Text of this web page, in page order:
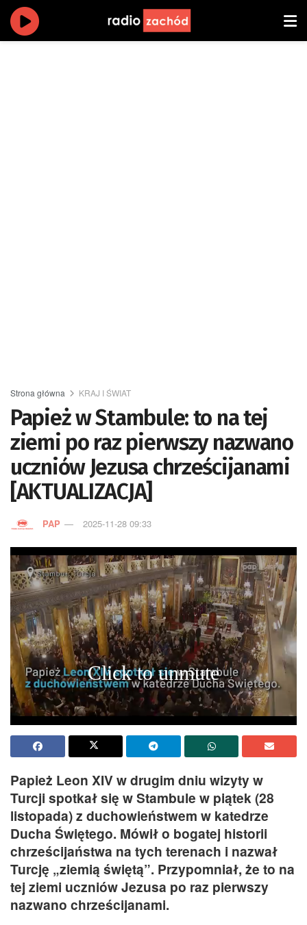
Strona główna KRAJ I ŚWIAT
Papież w Stambule: to na tej
ziemi po raz pierwszy nazwano
uczniów Jezusa chrześcijanami
[AKTUALIZACJA]
PAP 2025-11-28 09:33
Papież Leon XIV w drugim dniu wizyty w
Turcji spotkał się w Stambule w piątek (28
listopada) z duchowieństwem w katedrze
Ducha Świętego. Mówił o bogatej historii
chrześcijaństwa na tych terenach i nazwał
Turcję „ziemią świętą”. Przypomniał, że to na
tej ziemi uczniów Jezusa po raz pierwszy
nazwano chrześcijanami.